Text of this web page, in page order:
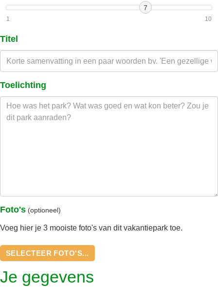
7
1 10
Titel
Toelichting
Foto's (optioneel)
Voeg hier je 3 mooiste foto's van dit vakantiepark toe.
SELECTEER FOTO'S...
Je gegevens